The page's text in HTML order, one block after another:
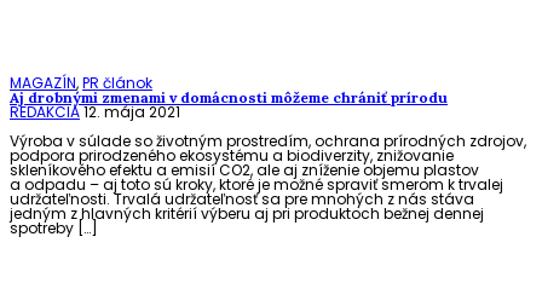
MAGAZÍN,PR článok
Aj drobnými zmenami v domácnosti môžeme chrániť prírodu
REDAKCIA12. mája 2021
Výroba v súlade so životným prostredím, ochrana prírodných zdrojov,
podpora prirodzeného ekosystému a biodiverzity, znižovanie
skleníkového efektu a emisií CO2, ale aj zníženie objemu plastov
a odpadu – aj toto sú kroky, ktoré je možné spraviť smerom k trvalej
udržateľnosti. Trvalá udržateľnosť sa pre mnohých z nás stáva
jedným z hlavných kritérií výberu aj pri produktoch bežnej dennej
spotreby […]